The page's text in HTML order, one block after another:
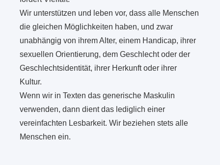
Wir unterstützen und leben vor, dass alle Menschen
die gleichen Möglichkeiten haben, und zwar
unabhängig von ihrem Alter, einem Handicap, ihrer
sexuellen Orientierung, dem Geschlecht oder der
Geschlechtsidentität, ihrer Herkunft oder ihrer
Kultur.
Wenn wir in Texten das generische Maskulin
verwenden, dann dient das lediglich einer
vereinfachten Lesbarkeit. Wir beziehen stets alle
Menschen ein.